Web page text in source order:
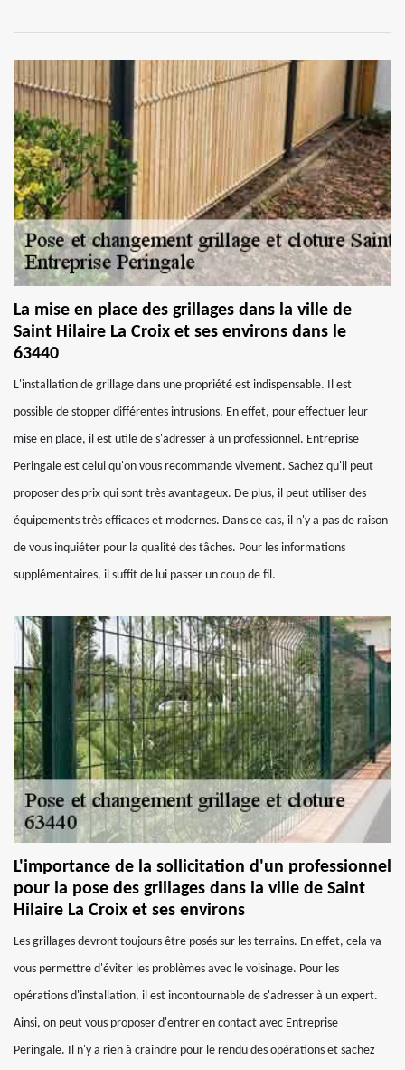
La mise en place des grillages dans la ville de
Saint Hilaire La Croix et ses environs dans le
63440
L'installation de grillage dans une propriété est indispensable. Il est
possible de stopper différentes intrusions. En effet, pour effectuer leur
mise en place, il est utile de s'adresser à un professionnel. Entreprise
Peringale est celui qu'on vous recommande vivement. Sachez qu'il peut
proposer des prix qui sont très avantageux. De plus, il peut utiliser des
équipements très efficaces et modernes. Dans ce cas, il n'y a pas de raison
de vous inquiéter pour la qualité des tâches. Pour les informations
supplémentaires, il suffit de lui passer un coup de fil.
L'importance de la sollicitation d'un professionnel
pour la pose des grillages dans la ville de Saint
Hilaire La Croix et ses environs
Les grillages devront toujours être posés sur les terrains. En effet, cela va
vous permettre d'éviter les problèmes avec le voisinage. Pour les
opérations d'installation, il est incontournable de s'adresser à un expert.
Ainsi, on peut vous proposer d'entrer en contact avec Entreprise
Peringale. Il n'y a rien à craindre pour le rendu des opérations et sachez